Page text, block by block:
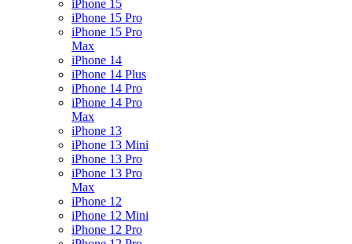
iPhone 15
iPhone 15 Pro
iPhone 15 Pro
Max
iPhone 14
iPhone 14 Plus
iPhone 14 Pro
iPhone 14 Pro
Max
iPhone 13
iPhone 13 Mini
iPhone 13 Pro
iPhone 13 Pro
Max
iPhone 12
iPhone 12 Mini
iPhone 12 Pro